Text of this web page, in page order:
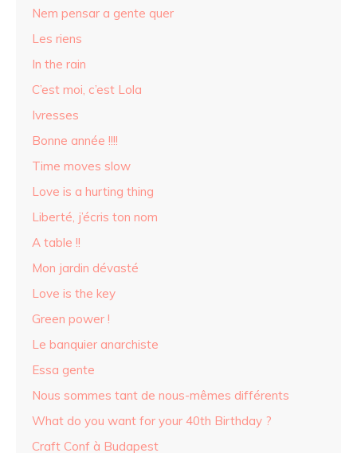
Nem pensar a gente quer
Les riens
In the rain
C’est moi, c’est Lola
Ivresses
Bonne année !!!!
Time moves slow
Love is a hurting thing
Liberté, j’écris ton nom
A table !!
Mon jardin dévasté
Love is the key
Green power !
Le banquier anarchiste
Essa gente
Nous sommes tant de nous-mêmes différents
What do you want for your 40th Birthday ?
Craft Conf à Budapest